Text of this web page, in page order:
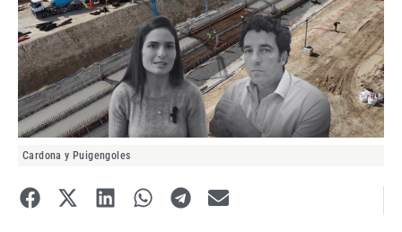
Cardona y Puigengoles